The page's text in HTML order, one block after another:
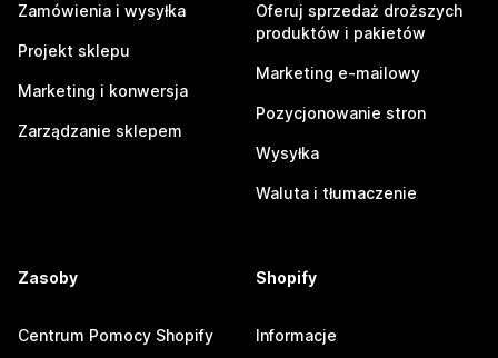
Zamówienia i wysyłka
Projekt sklepu
Marketing i konwersja
Zarządzanie sklepem
Oferuj sprzedaż droższych
produktów i pakietów
Marketing e-mailowy
Pozycjonowanie stron
Wysyłka
Waluta i tłumaczenie
Zasoby
Centrum Pomocy Shopify
Shopify
Informacje